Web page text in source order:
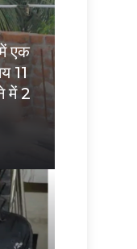
एक
11
में 2